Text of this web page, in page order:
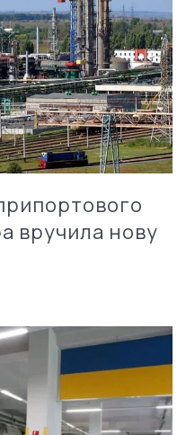
вручила нову